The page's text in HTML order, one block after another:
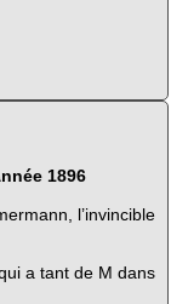
1896
l’invincible
a tant de M dans